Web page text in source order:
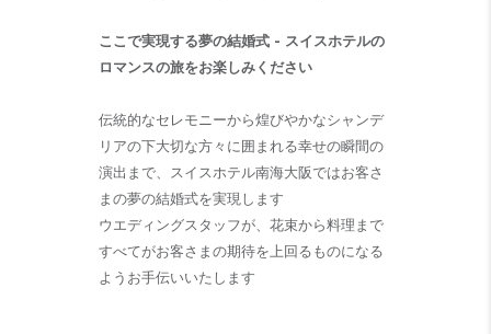
ここで実現する夢の結婚式 - スイスホテルの
ロマンスの旅をお楽しみください
伝統的なセレモニーから煌びやかなシャンデ
リアの下大切な方々に囲まれる幸せの瞬間の
演出まで、スイスホテル南海大阪ではお客さ
まの夢の結婚式を実現します
ウエディングスタッフが、花束から料理まで
すべてがお客さまの期待を上回るものになる
ようお手伝いいたします